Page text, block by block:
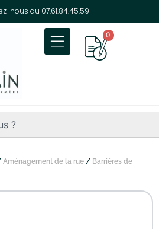
nous au 07.61.84.45.59
0
Aménagement de la rue / Barrières de